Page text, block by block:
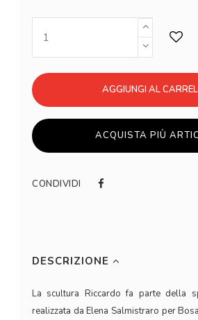
AGGIUNGI AL
ACQUISTA PIÙ
CONDIVIDI
DESCRIZIONE
La scultura Riccardo fa parte della
realizzata da Elena Salmistraro per